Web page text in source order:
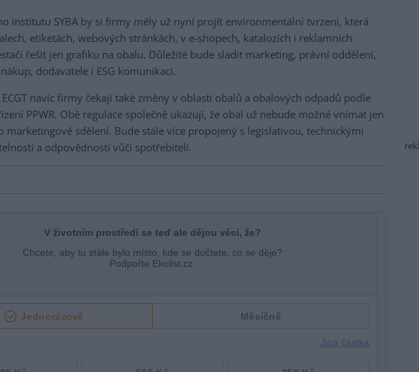
institutu SYBA by si firmy měly už nyní projít environmentální tvrzení, která
etiketách, webových stránkách, v e-shopech, katalozích i reklamních
řešit jen grafiku na obalu. Důležité bude sladit marketing, právní oddělení,
dodavatele i ESG komunikaci.
navíc firmy čekají také změny v oblasti obalů a obalových odpadů podle
PPWR. Obě regulace společně ukazují, že obal už nebude možné vnímat jen
marketingové sdělení. Bude stále více propojený s legislativou, technickými
a odpovědností vůči spotřebiteli.